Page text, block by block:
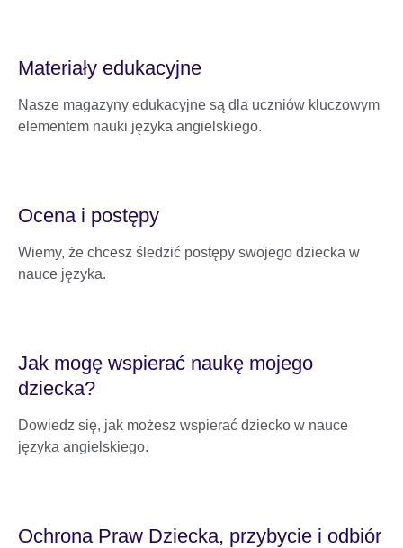
Materiały edukacyjne
Nasze magazyny edukacyjne są dla uczniów kluczowym
elementem nauki języka angielskiego.
Ocena i postępy
Wiemy, że chcesz śledzić postępy swojego dziecka w
nauce języka.
Jak mogę wspierać naukę mojego
dziecka?
Dowiedz się, jak możesz wspierać dziecko w nauce
języka angielskiego.
Ochrona Praw Dziecka, przybycie i odbiór